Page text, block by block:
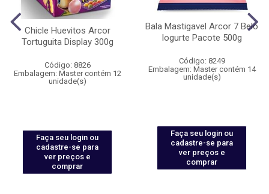
Chicle Huevitos Arcor
Tortuguita Display 300g
Código: 8826
Embalagem: Master contém 12
unidade(s)
Faça seu login ou
cadastre-se para
ver preços e
comprar
Bala Mastigavel Arcor 7 Belo
Iogurte Pacote 500g
Código: 8249
Embalagem: Master contém 14
unidade(s)
Faça seu login ou
cadastre-se para
ver preços e
comprar